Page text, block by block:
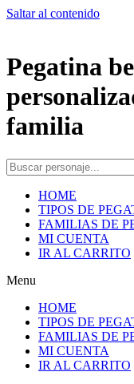
Saltar al contenido
Pegatina
familia
HOME
TIPOS DE
FAMILIAS DE
MI CUENTA
IR AL CARRITO
Menu
HOME
TIPOS DE
FAMILIAS DE
MI CUENTA
IR AL CARRITO